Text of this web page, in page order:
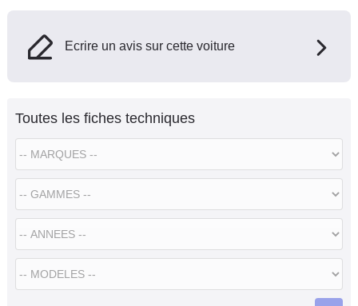
Ecrire un avis sur cette voiture
Toutes les fiches techniques